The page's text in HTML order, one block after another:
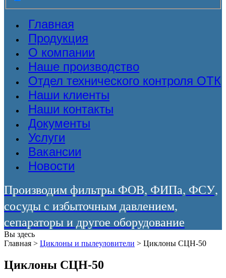
Главная
Продукция
О компании
Наше производство
Отдел технического контроля ОТК
Наши клиенты
Наши контакты
Документы
Услуги
Вакансии
Новости
Производим фильтры ФОВ, ФИПа, ФСУ,
сосуды с избыточным давлением,
сепараторы и другое оборудование
Вы здесь
Главная > Циклоны и пылеуловители > Циклоны СЦН-50
Циклоны СЦН-50